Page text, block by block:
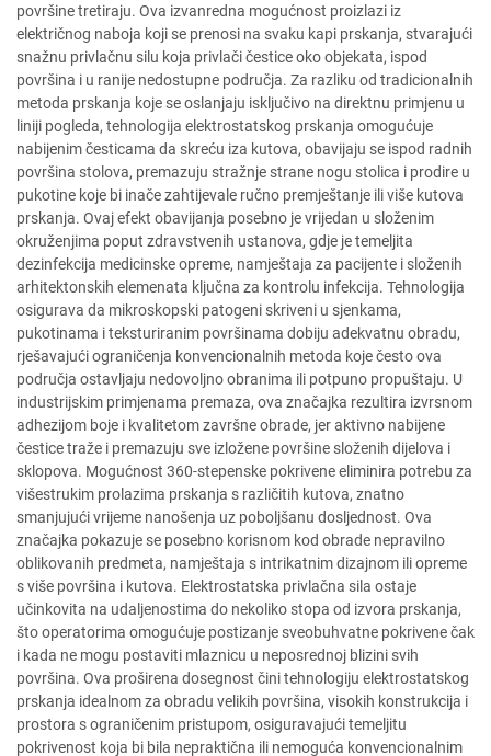
površine tretiraju. Ova izvanredna mogućnost proizlazi iz
električnog naboja koji se prenosi na svaku kapi prskanja, stvarajući
snažnu privlačnu silu koja privlači čestice oko objekata, ispod
površina i u ranije nedostupne područja. Za razliku od tradicionalnih
metoda prskanja koje se oslanjaju isključivo na direktnu primjenu u
liniji pogleda, tehnologija elektrostatskog prskanja omogućuje
nabijenim česticama da skreću iza kutova, obavijaju se ispod radnih
površina stolova, premazuju stražnje strane nogu stolica i prodire u
pukotine koje bi inače zahtijevale ručno premještanje ili više kutova
prskanja. Ovaj efekt obavijanja posebno je vrijedan u složenim
okruženjima poput zdravstvenih ustanova, gdje je temeljita
dezinfekcija medicinske opreme, namještaja za pacijente i složenih
arhitektonskih elemenata ključna za kontrolu infekcija. Tehnologija
osigurava da mikroskopski patogeni skriveni u sjenkama,
pukotinama i teksturiranim površinama dobiju adekvatnu obradu,
rješavajući ograničenja konvencionalnih metoda koje često ova
područja ostavljaju nedovoljno obranima ili potpuno propuštaju. U
industrijskim primjenama premaza, ova značajka rezultira izvrsnom
adhezijom boje i kvalitetom završne obrade, jer aktivno nabijene
čestice traže i premazuju sve izložene površine složenih dijelova i
sklopova. Mogućnost 360-stepenske pokrivene eliminira potrebu za
višestrukim prolazima prskanja s različitih kutova, znatno
smanjujući vrijeme nanošenja uz poboljšanu dosljednost. Ova
značajka pokazuje se posebno korisnom kod obrade nepravilno
oblikovanih predmeta, namještaja s intrikatnim dizajnom ili opreme
s više površina i kutova. Elektrostatska privlačna sila ostaje
učinkovita na udaljenostima do nekoliko stopa od izvora prskanja,
što operatorima omogućuje postizanje sveobuhvatne pokrivene čak
i kada ne mogu postaviti mlaznicu u neposrednoj blizini svih
površina. Ova proširena dosegnost čini tehnologiju elektrostatskog
prskanja idealnom za obradu velikih površina, visokih konstrukcija i
prostora s ograničenim pristupom, osiguravajući temeljitu
pokrivenost koja bi bila nepraktična ili nemoguća konvencionalnim